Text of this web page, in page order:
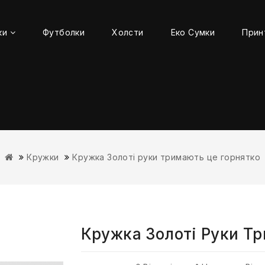
Футболки Холсти Еко Сумки
Кружки Кружка Золоті руки тримають це горнятко
Кружка Золоті Руки